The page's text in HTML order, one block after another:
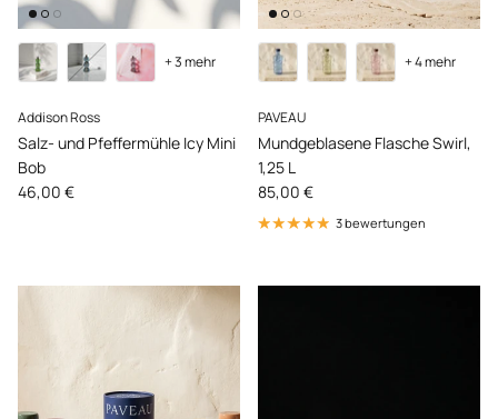
Addison Ross
Salz- und Pfeffermühle Icy Mini
Bob
Normaler Preis
46,00 €
+ 3 mehr
PAVEAU
Mundgeblasene Flasche Swirl,
1,25 L
Normaler Preis
85,00 €
+ 4 mehr
3 bewertungen